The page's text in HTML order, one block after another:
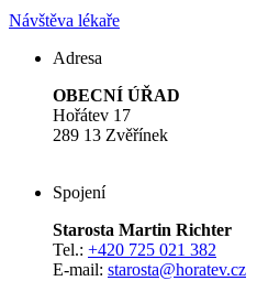
Návštěva lékaře
Adresa
OBECNÍ ÚŘAD
Hořátev 17
289 13 Zvěřínek
Spojení
Starosta Martin Richter
Tel.: +420 725 021 382
E-mail: starosta@horatev.cz